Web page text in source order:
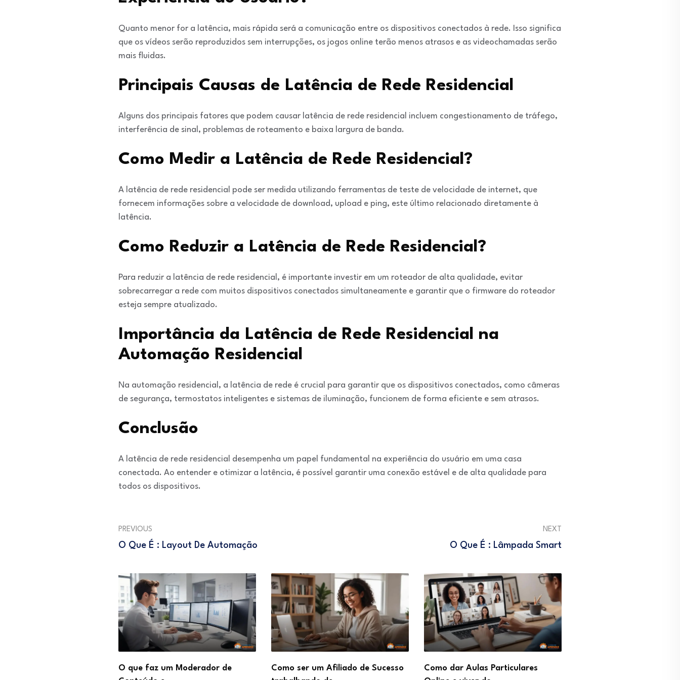
Quanto menor for a latência, mais rápida será a comunicação entre os dispositivos conectados à rede. Isso significa
que os vídeos serão reproduzidos sem interrupções, os jogos online terão menos atrasos e as videochamadas serão
mais fluidas.
Principais Causas de Latência de Rede Residencial
Alguns dos principais fatores que podem causar latência de rede residencial incluem congestionamento de tráfego,
interferência de sinal, problemas de roteamento e baixa largura de banda.
Como Medir a Latência de Rede Residencial?
A latência de rede residencial pode ser medida utilizando ferramentas de teste de velocidade de internet, que
fornecem informações sobre a velocidade de download, upload e ping, este último relacionado diretamente à
latência.
Como Reduzir a Latência de Rede Residencial?
Para reduzir a latência de rede residencial, é importante investir em um roteador de alta qualidade, evitar
sobrecarregar a rede com muitos dispositivos conectados simultaneamente e garantir que o firmware do roteador
esteja sempre atualizado.
Importância da Latência de Rede Residencial na
Automação Residencial
Na automação residencial, a latência de rede é crucial para garantir que os dispositivos conectados, como câmeras
de segurança, termostatos inteligentes e sistemas de iluminação, funcionem de forma eficiente e sem atrasos.
Conclusão
A latência de rede residencial desempenha um papel fundamental na experiência do usuário em uma casa
conectada. Ao entender e otimizar a latência, é possível garantir uma conexão estável e de alta qualidade para
todos os dispositivos.
PREVIOUS
O Que É : Layout De Automação
NEXT
O Que É : Lâmpada Smart
O que faz um Moderador de
Como ser um Afiliado de Sucesso
Como dar Aulas Particulares